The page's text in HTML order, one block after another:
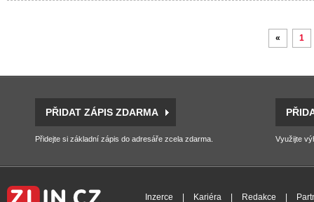
« 1
PŘIDAT ZÁPIS ZDARMA
Přidejte si základní zápis do adresáře zcela zdarma. Využijte
Inzerce Kariéra Redakce